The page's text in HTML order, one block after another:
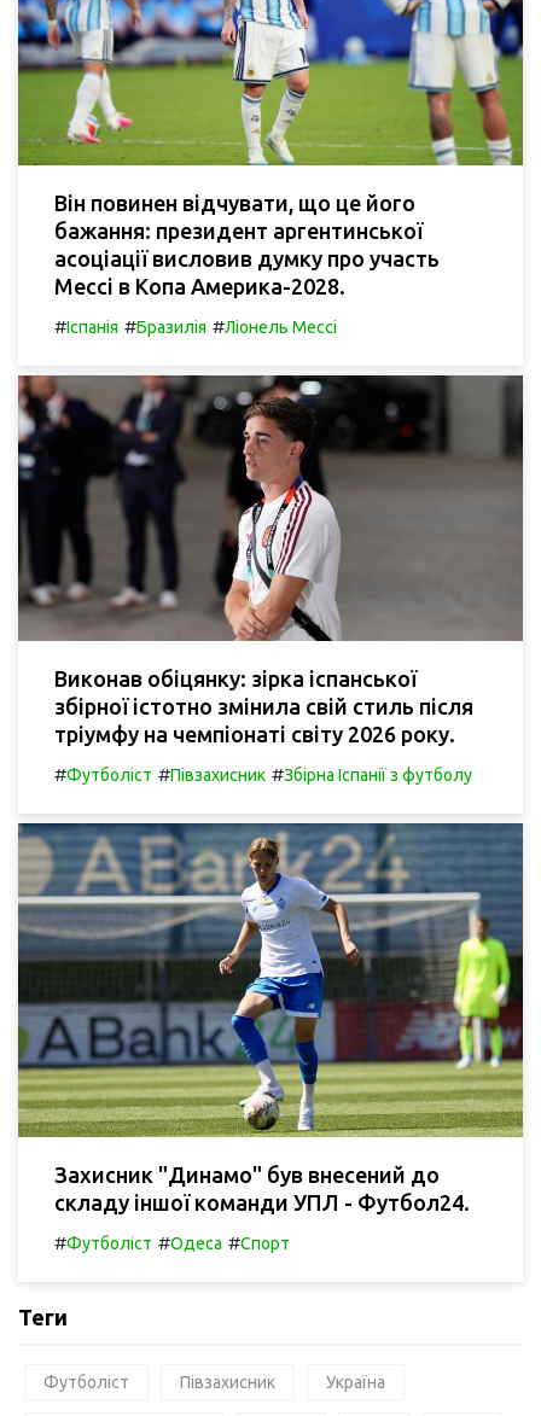
Він повинен відчувати, що це його
бажання: президент аргентинської
асоціації висловив думку про участь
Мессі в Копа Америка-2028.
#Іспанія #Бразилія #Ліонель Мессі
Виконав обіцянку: зірка іспанської
збірної істотно змінила свій стиль після
тріумфу на чемпіонаті світу 2026 року.
#Футболіст #Півзахисник #Збірна Іспанії з футболу
Захисник "Динамо" був внесений до
складу іншої команди УПЛ - Футбол24.
#Футболіст #Одеса #Спорт
Теги
Футболіст Півзахисник Україна